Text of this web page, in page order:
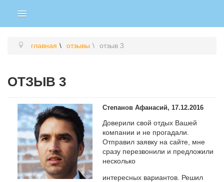
главная отзывы отзыв 3
ОТЗЫВ 3
Степанов Афанасий, 17.12.2016
Доверили свой отдых Вашей
компании и не прогадали.
Отправил заявку на сайте, мне
сразу перезвонили и предложили
несколько
интересных вариантов. Решил